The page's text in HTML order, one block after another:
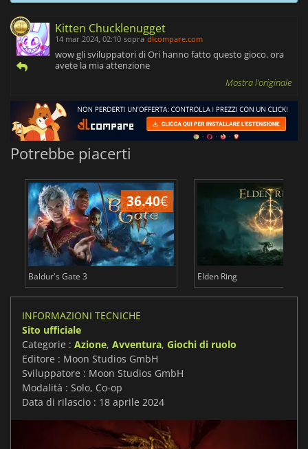
Kitten Chucklenugget
14 mar 2024, 02:10 sopra dlcompare.com
wow gli sviluppatori di Ori hanno fatto questo gioco. ora
avete la mia attenzione
Mostra l'originale
Potrebbe piacerti
36.40€
Baldur's Gate 3 Elden Ring
INFORMAZIONI TECNICHE
Sito ufficiale
Categorie : Azione, Avventura, Giochi di ruolo
Editore : Moon Studios GmbH
Sviluppatore : Moon Studios GmbH
Modalità : Solo, Co-op
Data di rilascio : 18 aprile 2024